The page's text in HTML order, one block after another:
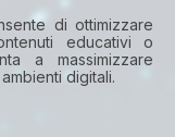
di ottimizzare
educativi o
a massimizzare
digitali.